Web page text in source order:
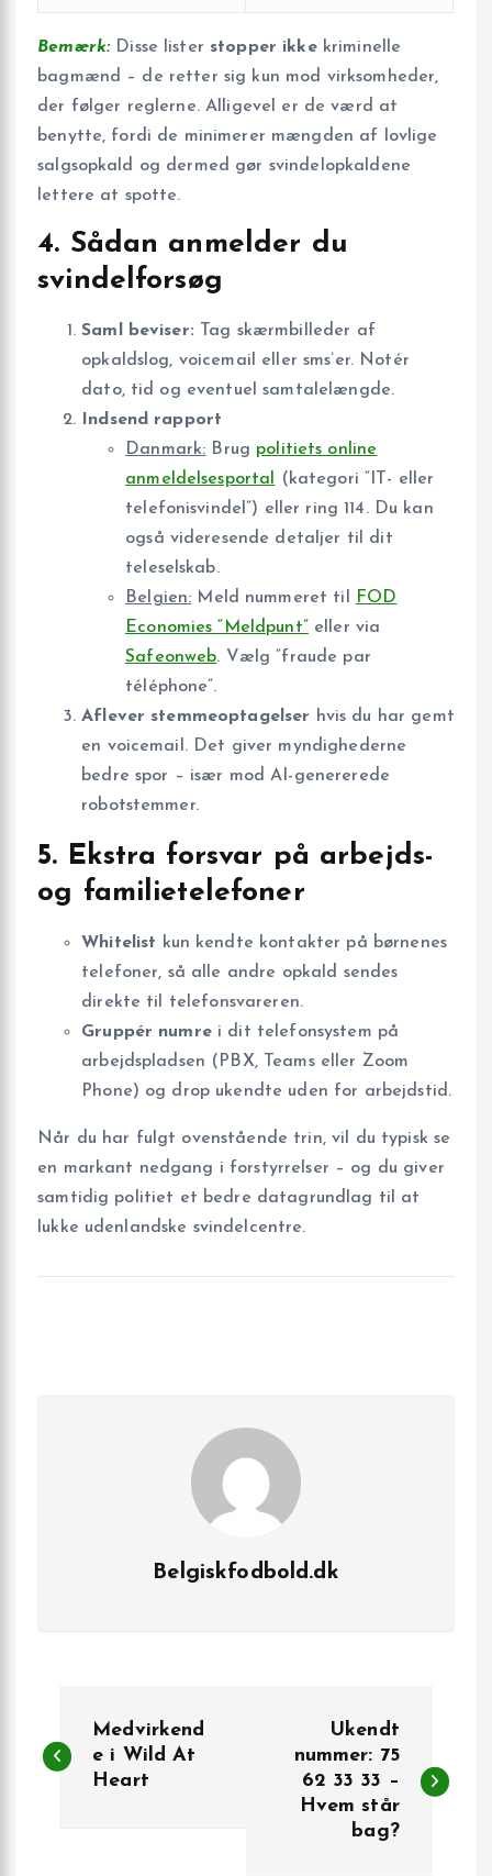
Bemærk: Disse lister stopper ikkekriminelle
bagmænd – de retter sig kun mod virksomheder,
der følger reglerne. Alligevel er de værd at
benytte, fordi de minimerer mængden af lovlige
salgsopkald og dermed gør svindelopkaldene
lettere at spotte.
4. Sådan anmelder du
svindelforsøg
Saml beviser: Tag skærmbilleder af
opkaldslog, voicemail eller sms’er. Notér
dato, tid og eventuel samtalelængde.
Indsend rapport
Danmark: Brug politiets online
anmeldelsesportal
(kategori “IT- eller
telefonisvindel”) eller ring 114. Du kan
også videresende detaljer til dit
teleselskab.
Belgien: Meld nummeret til
FOD
Economies “Meldpunt” eller via
Safeonweb. Vælg “fraude par
téléphone”.
Aflever stemmeoptagelser hvis du har gemt
en voicemail. Det giver myndighederne
bedre spor – især mod AI-genererede
robotstemmer.
5. Ekstra forsvar på arbejds-
og familietelefoner
Whitelist kun kendte kontakter på børnenes
telefoner, så alle andre opkald sendes
direkte til telefonsvareren.
Gruppér numrei dit telefonsystem på
arbejdspladsen (PBX, Teams eller Zoom
Phone) og drop ukendte uden for arbejdstid.
Når du har fulgt ovenstående trin, vil du typisk se
en markant nedgang i forstyrrelser – og du giver
samtidig politiet et bedre datagrundlag til at
lukke udenlandske svindelcentre.
Belgiskfodbold.dk
n
Medvirkend
e i Wild At
Heart
Ukendt
nummer: 75
62 33 33 –
Hvem står
bag?